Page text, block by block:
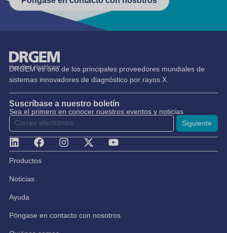
DRGEM es uno de los principales proveedores mundiales de
sistemas innovadores de diagnóstico por rayos X.
Suscríbase a nuestro boletín
Sea el primero en conocer nuestros eventos y noticias
Siguiente
Productos
Noticias
Ayuda
Póngase en contacto con nosotros